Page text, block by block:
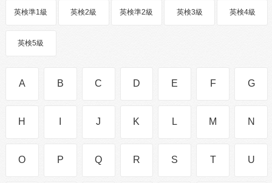
英検準1級 英検2級 英検準2級 英検3級 英検4級
英検5級
A B C D E F G
H J K L M N
O P Q R S T U